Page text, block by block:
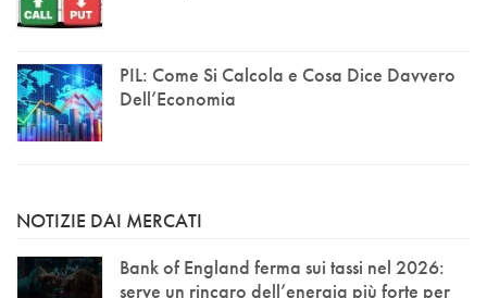
PIL: Come Si Calcola e Cosa Dice Davvero
Dell’Economia
NOTIZIE DAI MERCATI
Bank of England ferma sui tassi nel 2026:
serve un rincaro dell’energia più forte per